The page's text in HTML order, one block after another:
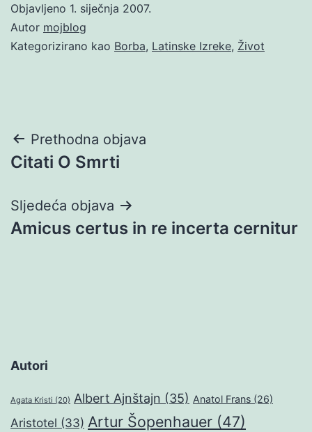
Objavljeno 1. siječnja 2007.
Autor mojblog
Kategorizirano kao Borba, Latinske Izreke, Život
Navigacija
objava
Prethodna objava
Citati O Smrti
Sljedeća objava
Amicus certus in re incerta cernitur
Autori
Agata Kristi (20) Albert Ajnštajn (35) Anatol Frans (26)
Aristotel (33) Artur Šopenhauer (47)